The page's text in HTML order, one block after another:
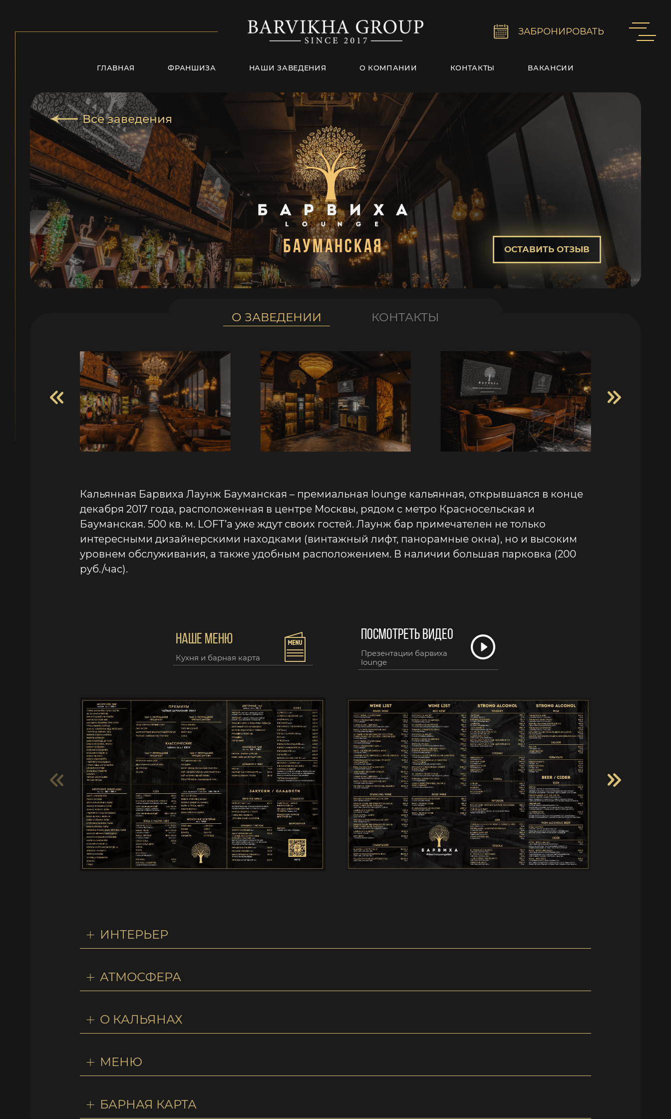
ЗАБРОНИРОВАТЬ
ГЛАВНАЯ ФРАНШИЗА НАШИ ЗАВЕДЕНИЯ О КОМПАНИИ КОНТАКТЫ ВАКАНСИИ
Все заведения
Бауманская ОСТАВИТЬ ОТЗЫВ
О ЗАВЕДЕНИИ КОНТАКТЫ
Кальянная Барвиха Лаунж Бауманская – премиальная lounge кальянная, открывшаяся в конце
декабря 2017 года, расположенная в центре Москвы, рядом с метро Красносельская и
Бауманская. 500 кв. м. LOFT’a уже ждут своих гостей. Лаунж бар примечателен не только
интересными дизайнерскими находками (винтажный лифт, панорамные окна), но и высоким
уровнем обслуживания, а также удобным расположением. В наличии большая парковка (200
руб./час).
НАШЕ МЕНЮ
Кухня и барная карта
ПОСМОТРЕТЬ ВИДЕО
Презентации барвиха
lounge
ИНТЕРЬЕР
АТМОСФЕРА
О КАЛЬЯНАХ
МЕНЮ
БАРНАЯ КАРТА